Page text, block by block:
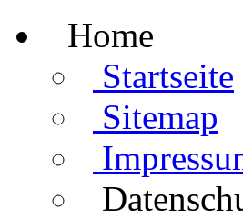
Home
Startseite
Sitemap